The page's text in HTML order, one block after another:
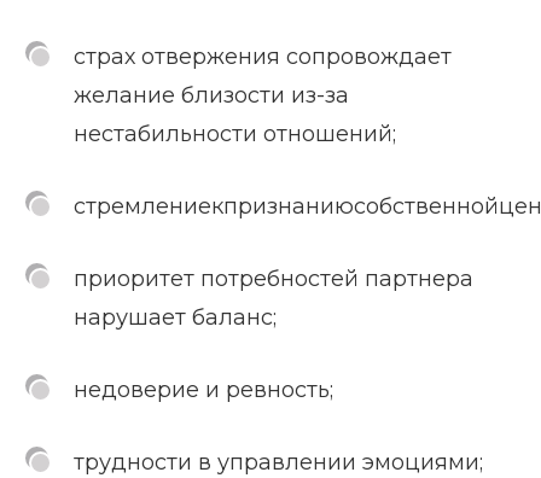
страх отвержения сопровождает
желание близости из-за
нестабильности отношений;
приоритет потребностей партнера
нарушает баланс;
недоверие и ревность;
трудности в управлении эмоциями;